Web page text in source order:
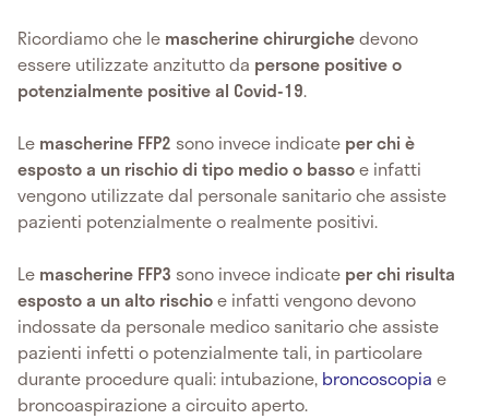
Ricordiamo che le mascherine chirurgichedevono
essere utilizzate anzitutto da persone positive o
potenzialmente positive al Covid-19.
Le mascherine FFP2 sono invece indicate per chi è
esposto a un rischio di tipo medio o bassoe infatti
vengono utilizzate dal personale sanitario che assiste
pazienti potenzialmente o realmente positivi.
Le mascherine FFP3 sono invece indicate per chi risulta
esposto a un alto rischioe infatti vengono devono
indossate da personale medico sanitario che assiste
pazienti infetti o potenzialmente tali, in particolare
durante procedure quali: intubazione, broncoscopia e
broncoaspirazione a circuito aperto.